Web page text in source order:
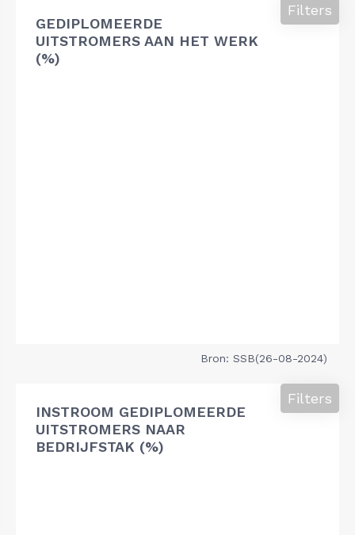
GEDIPLOMEERDE
UITSTROMERS AAN HET WERK
(%)
Filters
Bron: SSB(26-08-2024)
INSTROOM GEDIPLOMEERDE
UITSTROMERS NAAR
BEDRIJFSTAK (%)
Filters